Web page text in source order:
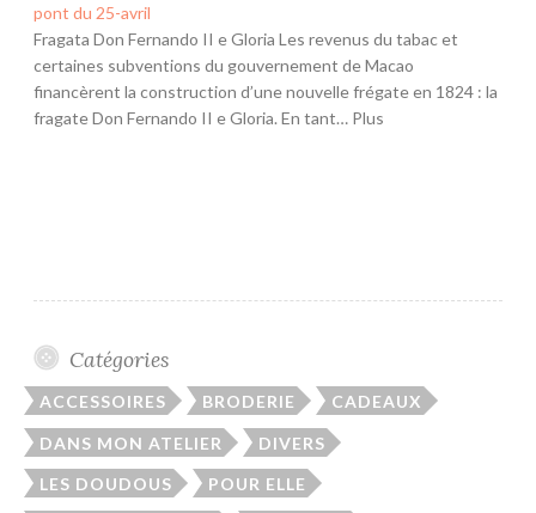
pont du 25-avril
Fragata Don Fernando II e Gloria Les revenus du tabac et
certaines subventions du gouvernement de Macao
financèrent la construction d’une nouvelle frégate en 1824 : la
fragate Don Fernando II e Gloria. En tant… Plus
Catégories
ACCESSOIRES BRODERIE CADEAUX
DANS MON ATELIER DIVERS
LES DOUDOUS POUR ELLE